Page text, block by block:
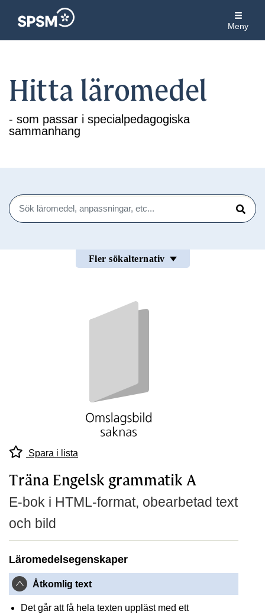
Meny
Hitta läromedel
- som passar i specialpedagogiska
sammanhang
Sök
Sök
Fler sökalternativ
Spara i lista
Träna Engelsk grammatik A
E-bok i HTML-format, obearbetad text
och bild
Läromedelsegenskaper
Åtkomlig text
Det går att få hela texten uppläst med ett